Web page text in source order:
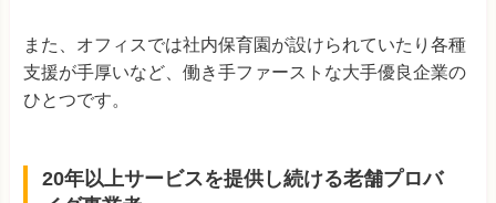
また、オフィスでは社内保育園が設けられていたり各種
支援が手厚いなど、働き手ファーストな大手優良企業の
ひとつです。
20年以上サービスを提供し続ける老舗プロバ